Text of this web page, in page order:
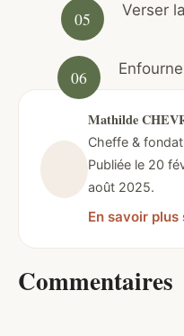
Verser
Mathilde
Cheffe &
Publiée le 20
août 2025.
En savoir
Commentaires